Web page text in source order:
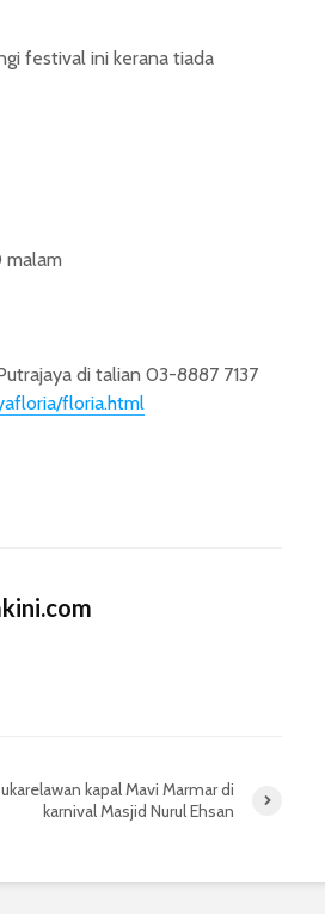
festival ini kerana tiada
malam
di talian 03-8887 7137
floria.html
kapal Mavi Marmar di
karnival Masjid Nurul Ehsan